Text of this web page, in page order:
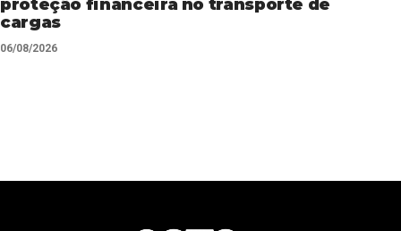
proteção financeira no transporte de
cargas
06/08/2026